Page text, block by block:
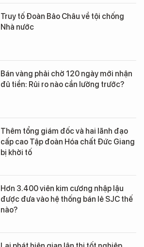
Truy tố Đoàn Bảo Châu về tội chống
Nhà nước
Bán vàng phải chờ 120 ngày mới nhận
đủ tiền: Rủi ro nào cần lường trước?
Thêm tổng giám đốc và hai lãnh đạo
cấp cao Tập đoàn Hóa chất Đức Giang
bị khởi tố
Hơn 3.400 viên kim cương nhập lậu
được đưa vào hệ thống bán lẻ SJC thế
nào?